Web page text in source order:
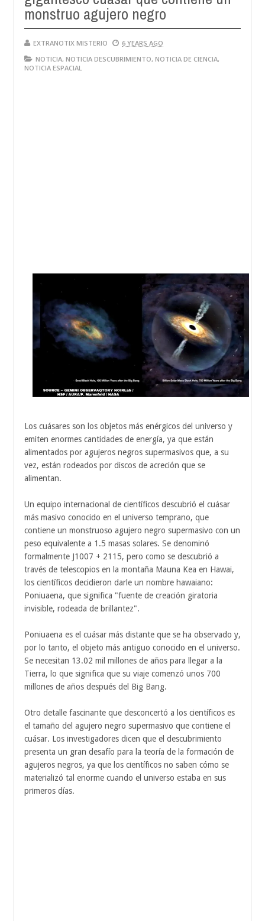
monstruo agujero negro
EXTRANOTIX MISTERIO
6 YEARS AGO
NOTICIA, NOTICIA DESCUBRIMIENTO, NOTICIA DE CIENCIA,
NOTICIA ESPACIAL
Los cuásares son los objetos más enérgicos del universo y
emiten enormes cantidades de energía, ya que están
alimentados por agujeros negros supermasivos que, a su
vez, están rodeados por discos de acreción que se
alimentan.
Un equipo internacional de científicos descubrió el cuásar
más masivo conocido en el universo temprano, que
contiene un monstruoso agujero negro supermasivo con un
peso equivalente a 1.5 masas solares. Se denominó
formalmente J1007 + 2115, pero como se descubrió a
través de telescopios en la montaña Mauna Kea en Hawai,
los científicos decidieron darle un nombre hawaiano:
Poniuaena, que significa "fuente de creación giratoria
invisible, rodeada de brillantez".
Poniuaena es el cuásar más distante que se ha observado y,
por lo tanto, el objeto más antiguo conocido en el universo.
Se necesitan 13.02 mil millones de años para llegar a la
Tierra, lo que significa que su viaje comenzó unos 700
millones de años después del Big Bang.
Otro detalle fascinante que desconcertó a los científicos es
el tamaño del agujero negro supermasivo que contiene el
cuásar. Los investigadores dicen que el descubrimiento
presenta un gran desafío para la teoría de la formación de
agujeros negros, ya que los científicos no saben cómo se
materializó tal enorme cuando el universo estaba en sus
primeros días.